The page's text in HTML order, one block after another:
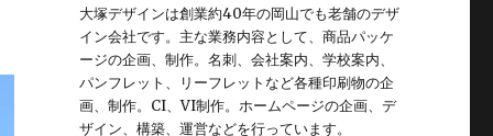
大塚デザインは創業約40年の岡山でも老舗のデザ
イン会社です。主な業務内容として、商品パッケ
ージの企画、制作。名刺、会社案内、学校案内、
パンフレット、リーフレットなど各種印刷物の企
画、制作。CI、VI制作。ホームページの企画、デ
ザイン、構築、運営などを行っています。